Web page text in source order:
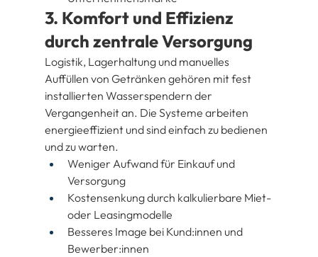
3. Komfort und Effizienz
durch zentrale Versorgung
Logistik, Lagerhaltung und manuelles
Auffüllen von Getränken gehören mit fest
installierten Wasserspendern der
Vergangenheit an. Die Systeme arbeiten
energieeffizient und sind einfach zu bedienen
und zu warten.
Weniger Aufwand für Einkauf und
Versorgung
Kostensenkung durch kalkulierbare Miet-
oder Leasingmodelle
Besseres Image bei Kund:innen und
Bewerber:innen